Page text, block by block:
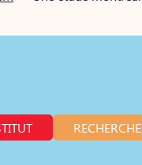
RECHERCHE